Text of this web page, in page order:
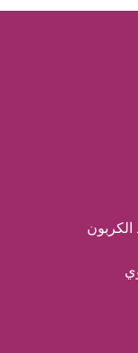
الكربون